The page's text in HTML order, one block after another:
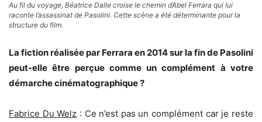
Au fil du voyage, Béatrice Dalle croise le chemin d’Abel Ferrara qui lui
raconte l’assassinat de Pasolini. Cette scène a été déterminante pour la
structure du film.
La fiction réalisée par Ferrara en 2014 sur la fin de Pasolini
peut-elle être perçue comme un complément à votre
démarche cinématographique ?
Fabrice Du Welz : Ce n’est pas un complément car je reste